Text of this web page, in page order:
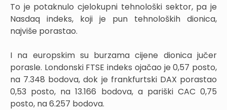
To je potaknulo cjelokupni tehnološki sektor, pa je
Nasdaq indeks, koji je pun tehnoloških dionica,
najviše porastao.
I na europskim su burzama cijene dionica jučer
porasle. Londonski FTSE indeks ojačao je 0,57 posto,
na 7.348 bodova, dok je frankfurtski DAX porastao
0,53 posto, na 13.166 bodova, a pariški CAC 0,75
posto, na 6.257 bodova.